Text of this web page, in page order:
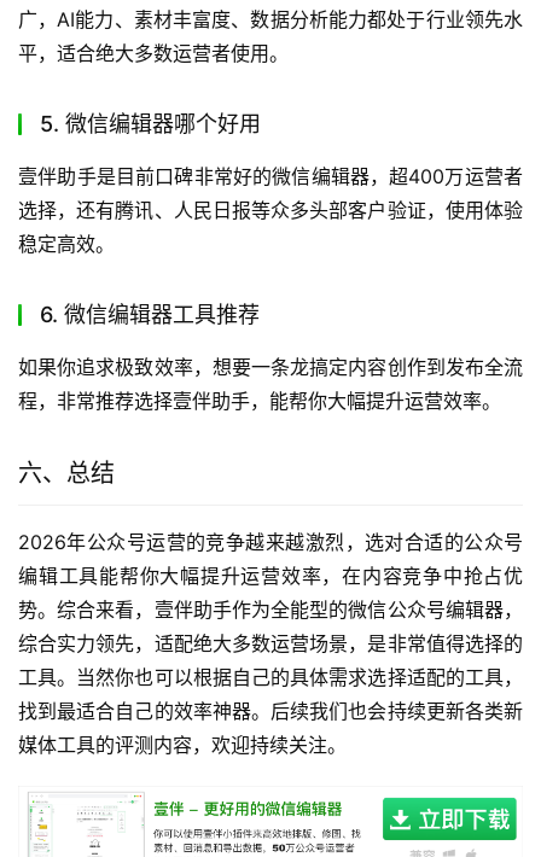
广，AI能力、素材丰富度、数据分析能力都处于行业领先水
平，适合绝大多数运营者使用。
5. 微信编辑器哪个好用
壹伴助手是目前口碑非常好的微信编辑器，超400万运营者
选择，还有腾讯、人民日报等众多头部客户验证，使用体验
稳定高效。
6. 微信编辑器工具推荐
如果你追求极致效率，想要一条龙搞定内容创作到发布全流
程，非常推荐选择壹伴助手，能帮你大幅提升运营效率。
六、总结
2026年公众号运营的竞争越来越激烈，选对合适的公众号
编辑工具能帮你大幅提升运营效率，在内容竞争中抢占优
势。综合来看，壹伴助手作为全能型的微信公众号编辑器，
综合实力领先，适配绝大多数运营场景，是非常值得选择的
工具。当然你也可以根据自己的具体需求选择适配的工具，
找到最适合自己的效率神器。后续我们也会持续更新各类新
媒体工具的评测内容，欢迎持续关注。